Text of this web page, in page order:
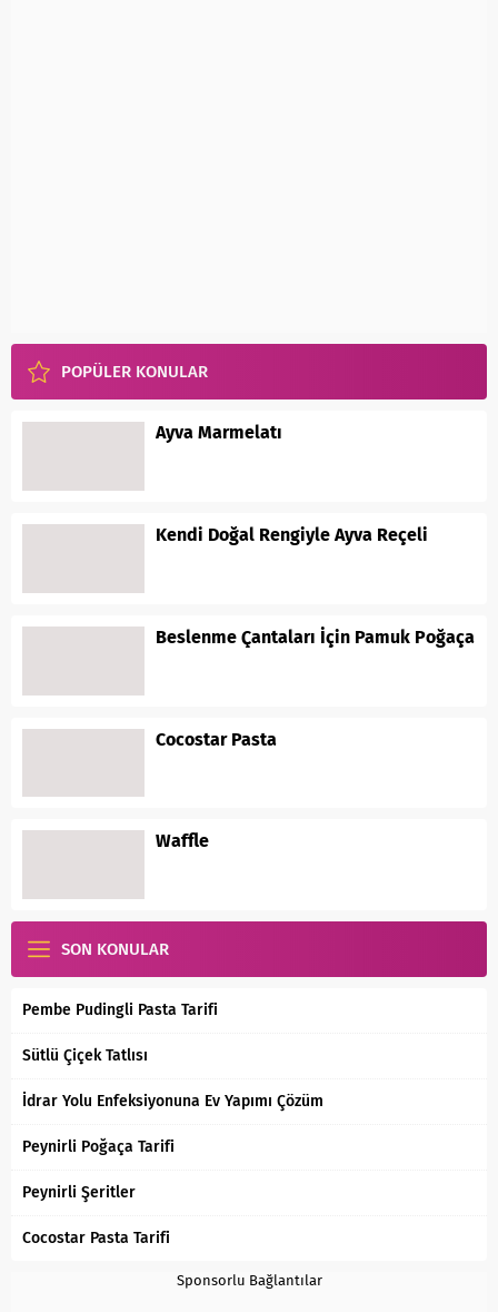
POPÜLER KONULAR
Ayva Marmelatı
Kendi Doğal Rengiyle Ayva Reçeli
Beslenme Çantaları İçin Pamuk Poğaça
Cocostar Pasta
Waffle
SON KONULAR
Pembe Pudingli Pasta Tarifi
Sütlü Çiçek Tatlısı
İdrar Yolu Enfeksiyonuna Ev Yapımı Çözüm
Peynirli Poğaça Tarifi
Peynirli Şeritler
Cocostar Pasta Tarifi
Sponsorlu Bağlantılar